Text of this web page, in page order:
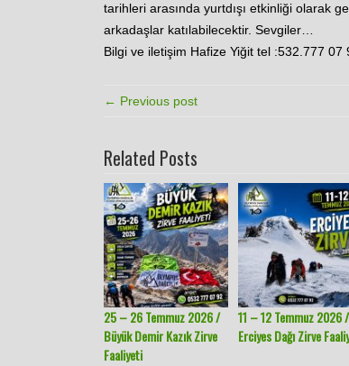
tarihleri arasında yurtdışı etkinliği olarak
arkadaşlar katılabilecektir. Sevgiler…
Bilgi ve iletişim Hafize Yiğit tel :532.777 07
← Previous post
Related Posts
25 – 26 Temmuz 2026 /
Büyük Demir Kazık Zirve
Faaliyeti
11 – 12 Temmuz 2026 /
Erciyes Dağı Zirve